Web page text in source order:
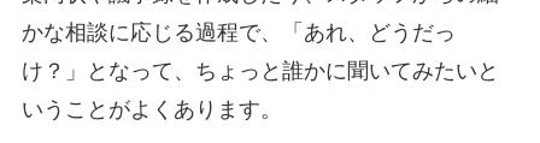
かな相談に応じる過程で、「あれ、どうだっ
け？」となって、ちょっと誰かに聞いてみたいと
いうことがよくあります。